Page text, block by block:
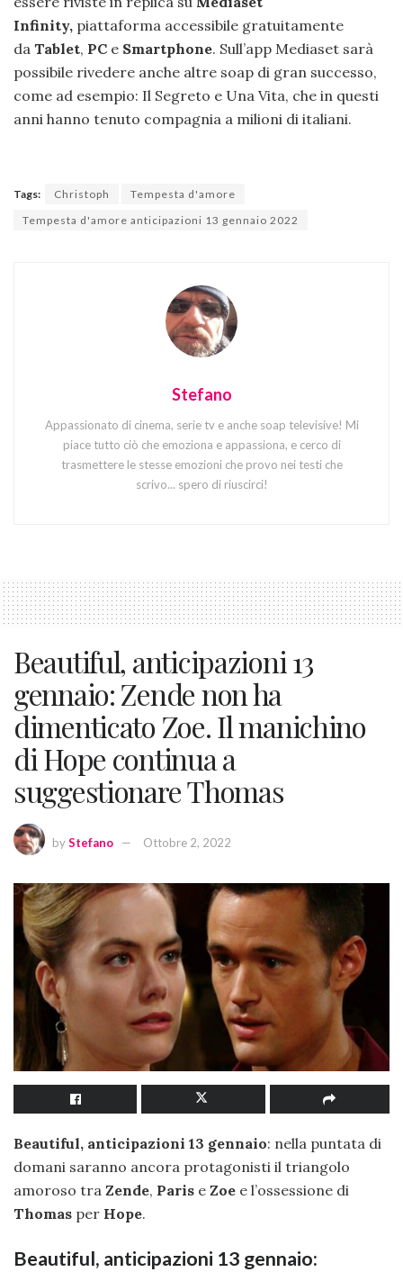
Infinity, piattaforma accessibile gratuitamente
da Tablet, PC e Smartphone. Sull’app Mediaset sarà
possibile rivedere anche altre soap di gran successo,
come ad esempio: Il Segreto e Una Vita, che in questi
anni hanno tenuto compagnia a milioni di italiani.
Tags: Christoph
Tempesta d'amore
Tempesta d'amore anticipazioni 13 gennaio 2022
Stefano
Appassionato di cinema, serie tv e anche soap televisive! Mi
piace tutto ciò che emoziona e appassiona, e cerco di
trasmettere le stesse emozioni che provo nei testi che
scrivo... spero di riuscirci!
Beautiful, anticipazioni 13
gennaio: Zende non ha
dimenticato Zoe. Il manichino
di Hope continua a
suggestionare Thomas
byStefano Ottobre 2, 2022
Beautiful, anticipazioni 13 gennaio: nella puntata di
domani saranno ancora protagonisti il triangolo
amoroso tra Zende, Paris e Zoe e l’ossessione di
Thomas per Hope.
Beautiful, anticipazioni 13 gennaio: